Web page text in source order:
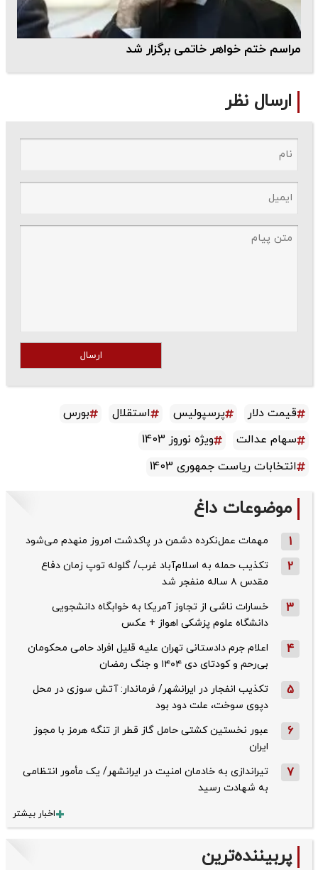
مراسم ختم خواهر خاتمی برگزار شد
ارسال نظر
ارسال
قیمت دلار پرسپولیس استقلال
بورس
سهام عدالت
ویژه نوروز 1403
انتخابات ریاست جمهوری 1403
موضوعات داغ
1 مهمات عمل‌نکرده دشمن در پاکدشت امروز منهدم می‌شود
2
تکذیب حمله به اسلام‌آباد غرب/ گلوله توپ زمان دفاع
مقدس ۸ ساله منفجر شد
3
خسارات ناشی از تجاوز آمریکا به خوابگاه دانشجویی
دانشگاه علوم پزشکی اهواز + عکس
4
اعلام جرم دادستانی تهران علیه قلیل افراد حامی محکومان
بی‌رحم و کودتای دی‌ ۱۴۰۴ و جنگ رمضان
5
تکذیب ‌انفجار در ایرانشهر/ فرماندار: آتش سوزی در محل
دپوی سوخت، علت دود بود
6
عبور نخستین کشتی حامل گاز قطر از تنگه هرمز با مجوز
ایران
7
تیراندازی به خادمان امنیت در ایرانشهر/ یک مأمور انتظامی
به شهادت رسید
اخبار بیشتر
پربیننده‌ترین